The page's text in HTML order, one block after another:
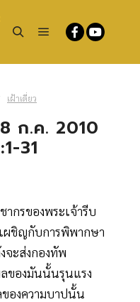
เฝ้าเดี่ยว
ก.ค. 2010
31
กรของพระเจ้ารีบ
ผชิญกับการพิพากษา
จะส่งกองทัพ
ของมันนั้นรุนแรง
องความบาปนั้น